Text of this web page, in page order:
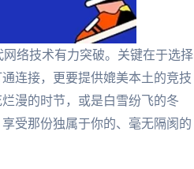
络技术有力突破。关键在于选择
连接，更要提供媲美本土的竞技
漫的时节，或是白雪纷飞的冬
受那份独属于你的、毫无隔阂的